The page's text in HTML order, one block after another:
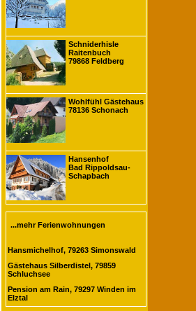
Schniderhisle
Raitenbuch
79868 Feldberg
Wohlfühl Gästehaus
78136 Schonach
Hansenhof
Bad Rippoldsau-
Schapbach
...mehr Ferienwohnungen
Hansmichelhof, 79263 Simonswald
Gästehaus Silberdistel, 79859
Schluchsee
Pension am Rain, 79297 Winden im
Elztal